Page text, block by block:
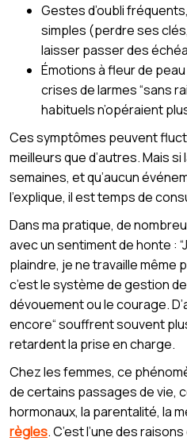
Gestes d’oubli
simples (perdre ses
laisser passer des
Émotions à fleur de
crises de larmes “sans
habituels n’opéraient
Ces symptômes peuvent
meilleurs que d’autres. Mais
semaines, et qu’aucun
l’explique, il est temps de
Dans ma pratique, de
avec un sentiment de honte :
plaindre, je ne travaille même
c’est le système de gestion
dévouement ou le courage.
encore“ souffrent souvent
retardent la prise en charge.
Chez les femmes, ce
de certains passages de vie,
hormonaux, la parentalité, la
règles. C’est l’une des